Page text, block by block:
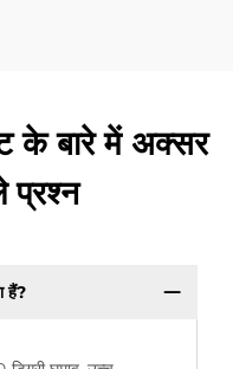
के बारे में अक्सर
प्रश्न
हैं?